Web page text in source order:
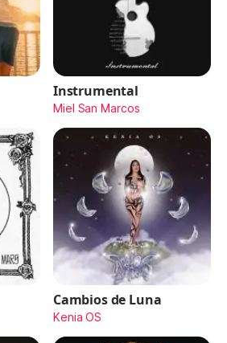
Instrumental
Miel San Marcos
Cambios de Luna
Kenia OS